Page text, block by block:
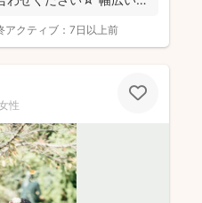
アクティブ： 7日以上前
性